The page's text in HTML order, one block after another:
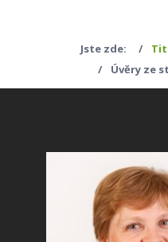
Jste zde:
Úvěry ze